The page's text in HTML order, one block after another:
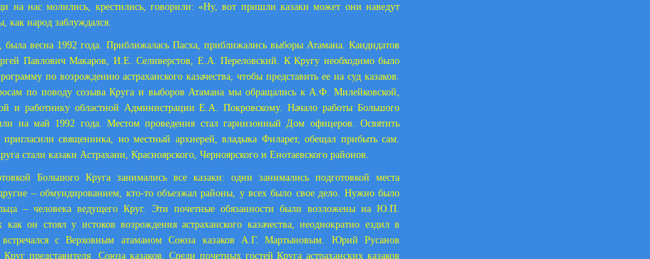
на нас молились, крестились, говорили: «Ну, вот пришли казаки может они наведут
как народ заблуждался.
была весна 1992 года. Приближалась Пасха, приближались выборы Атамана. Кандидатов
Павлович Макаров, И.Е. Селиверстов, Е.А. Переловский. К Кругу необходимо было
по возрождению астраханского казачества, чтобы представить ее на суд казаков.
по поводу созыва Круга и выборов Атамана мы обращались к А.Ф. Милейковской,
и работнику областной Администрации Е.А. Покровскому. Начало работы Большого
на май 1992 года. Местом проведения стал гарнизонный Дом офицеров. Освятить
пригласили священника, но местный архиерей, владыка Филарет, обещал прибыть сам.
стали казаки Астрахани, Красноярского, Черноярского и Енотаевского районов.
Большого Круга занимались все казаки: одни занимались подготовкой места
– обмундированием, кто-то объезжал районы, у всех было свое дело. Нужно было
– человека ведущего Круг. Эти почетные обязанности были возложены на Ю.П.
как он стоял у истоков возрождения астраханского казачества, неоднократно ездил в
с Верховным атаманом Союза казаков А.Г. Мартыновым. Юрий Русанов
представителя
Союза казаков. Среди почетных гостей Круга астраханских казаков